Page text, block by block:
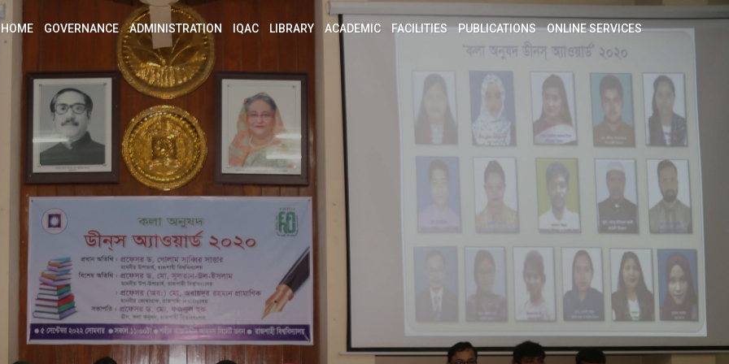
HOME GOVERNANCE ADMINISTRATION IQAC LIBRARY ACADEMIC FACILITIES PUBLICATIONS ONLINE SERVICES